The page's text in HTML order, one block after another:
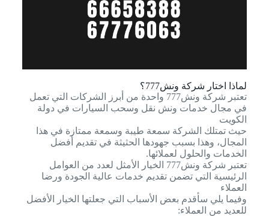
لماذا اختار شركة ونش777؟
تعتبر شركة ونش777 واحدة من أبرز الشركات التي تعمل
في مجال خدمات ونش نقل وسحب السيارات في دولة
الكويت
حيث تمتلك الشركة سمعة طيبة وسمعة ممتازة في هذا
المجال، وهذا بسبب جهودها الحثيثة في تقديم أفضل
الخدمات والحلول لعملائها.
تعتبر شركة ونش777 الخيار الأمثل لعدد من العوامل
الرئيسية التي تضمن تقديم خدمات عالية الجودة ورضا
العملاء
وفيما يلي سأقدم بعض الأسباب التي جعلتها الخيار الأفضل
للعديد من العملاء: